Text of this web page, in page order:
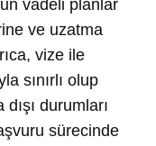
vadeli planlar
ve uzatma
vize ile
sınırlı olup
durumları
sürecinde